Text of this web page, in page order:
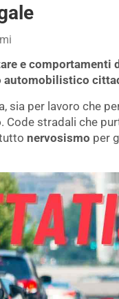
e comportamenti
automobilistico
sia per lavoro che
. Code stradali che
nervosismo per